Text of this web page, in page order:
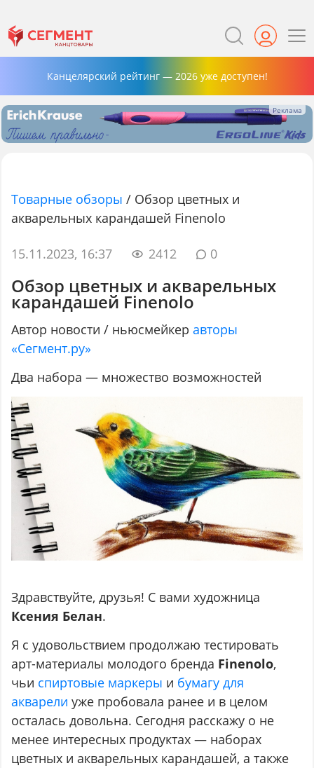
Канцелярский рейтинг — 2026 уже доступен!
Товарные обзоры / Обзор цветных и
акварельных карандашей Finenolo
15.11.2023, 16:37 2412 0
Обзор цветных и акварельных
карандашей Finenolo
Автор новости / ньюсмейкеравторы
«Сегмент.ру»
Два набора — множество возможностей
Здравствуйте, друзья! С вами художница
Ксения Белан.
Я с удовольствием продолжаю тестировать
арт-материалы молодого бренда Finenolo,
чьи спиртовые маркеры и бумагу для
акварели уже пробовала ранее и в целом
осталась довольна. Сегодня расскажу о не
менее интересных продуктах — наборах
цветных и акварельных карандашей, а также